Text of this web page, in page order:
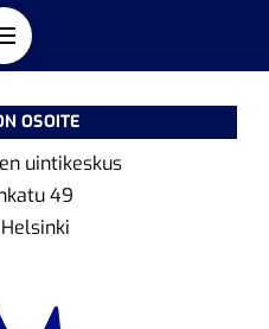
OSOITE
uintikeskus
49